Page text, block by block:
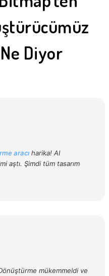
Diyor
aracı harika! AI
aştı. Şimdi tüm tasarım
mükemmeldi ve